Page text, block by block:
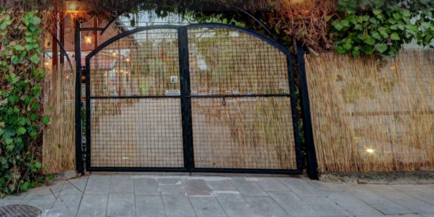
Πληροφορίες Αξιολογήσεις 0
Κοινοποίηση Κάντε μία αξιολόγηση Διεκδίκηση καταχώρισης
Τοποθεσία